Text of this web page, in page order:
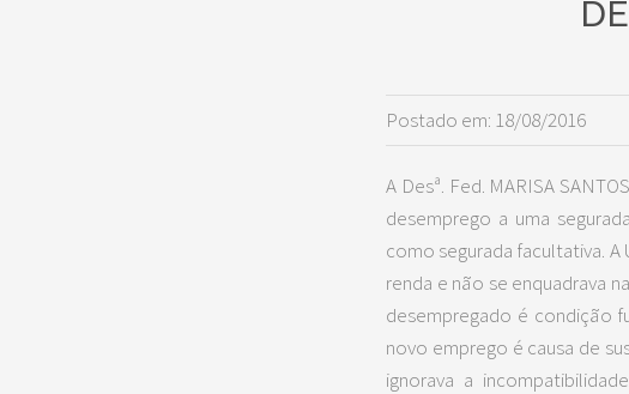
Postado em: 18/08/2016
A Desª. Fed. MARISA
desemprego a uma
como segurada facultativa.
renda e não se enquadrava
desempregado é condição
novo emprego é causa de
ignorava a